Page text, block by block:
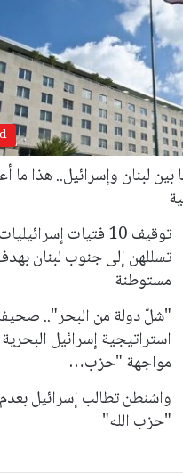
لبنان وإسرائيل.. هذا ما
توقيف 10 فتيات
تسللهن إلى جنوب لبنان
مستوطنة
"شلّ دولة من البحر"..
استراتيجية إسرائيل
مواجهة "حزب…
واشنطن تطالب إسرائيل
"حزب الله"